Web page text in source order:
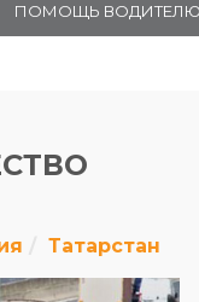
ПОМОЩЬ ВОДИТЕЛЮ
Татарстан